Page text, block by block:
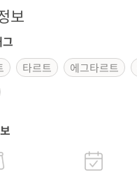
보
타르트 에그타르트